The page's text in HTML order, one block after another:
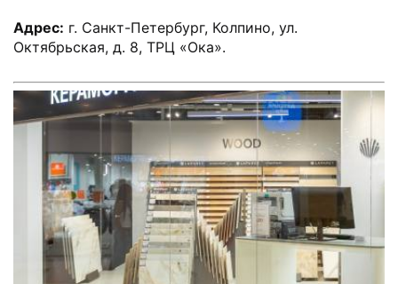
Адрес: г. Санкт-Петербург, Колпино, ул.
Октябрьская, д. 8, ТРЦ «Ока».